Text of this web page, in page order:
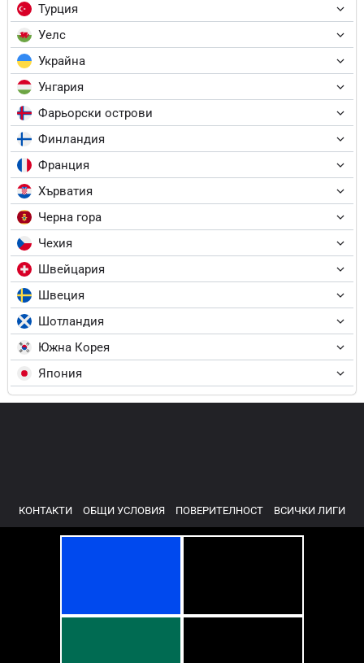
Турция
Уелс
Украйна
Унгария
Фарьорски острови
Финландия
Франция
Хърватия
Черна гора
Чехия
Швейцария
Швеция
Шотландия
Южна Корея
Япония
КОНТАКТИ ОБЩИ УСЛОВИЯ ПОВЕРИТЕЛНОСТ ВСИЧКИ ЛИГИ